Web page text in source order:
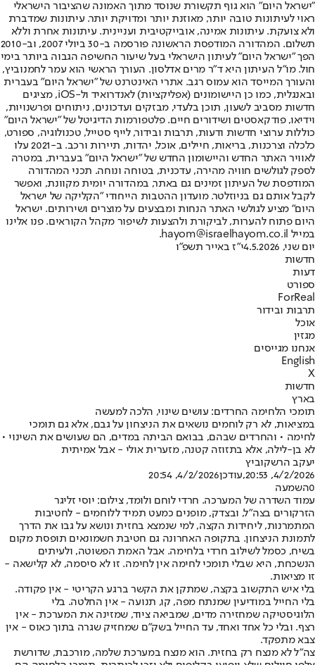
"ישראל היום" הוא גוף תקשורת שנוסד מתוך האמונה שהציבור הישראלי
ראוי לעיתונות טובה יותר, מאוזנת יותר ומדויקת יותר. עיתונות שמדברת
ולא צועקת. עיתונות אמינה, אובייקטיבית ועניינית. עיתונות אחרת וללא
תשלום. המהדורה המודפסת הראשונה פורסמה ב-30 ביולי 2007, וב-2010
הפך "ישראל היום" לעיתון הישראלי בעל שיעור החשיפה הגבוה ביותר בימי
חול. מו"ל העיתון היא ד"ר מרים אדלסון. העורך הראשי הוא עמר לחמנוביץ,
והעורך המייסד הוא עמוס רגב. אתרי האינטרנט של "ישראל היום" בעברית
ובאנגלית, כמו כן היישומונים (אפליקציות) לאנדרואיד ול-iOS, מציגים
חדשות מסביב לשעון, תוכן בלעדי, מבזקים ועדכונים, ניתוחים ופרשנויות,
וידיאו, פודקאסטים ושידורים חיים. פלטפורמות הדיגיטל של "ישראל היום"
כוללות ערוצי חדשות ודעות, תרבות ובידור, לייף סטייל, טכנולוגיה, ספורט,
כלכלה וצרכנות, בריאות, חיילים, אוכל, יהדות, תיירות ורכב. ב-2021 עלו
לאוויר האתר החדש והיישומון החדש של "ישראל היום" בעברית, במטרה
לספק לגולשים חוויה מהירה, עדכנית, בטוחה ונוחה. תכני המהדורה
המודפסת של העיתון זמינים גם באתר, במהדורה יומית מקוונת, ואפשר
לקבל אותם גם בניוזלטר. מועדון ההטבות הייחודי "הקליקה של ישראל
היום" מציע לגולשי האתר הנחות ומבצעים על מוצרים ושירותים. ישראל
היום פתוח להערות, לביקורת ולהצעות לשיפור מקהל הקוראים. פנו אלינו
במייל hayom@israelhayom.co.il.
יום שני, 4.5.2026
י"ז באייר תשפ"ו
חדשות
דעות
ספורט
ForReal
תרבות ובידור
אוכל
מגזין
אנחנו מגייסים
English
X
חדשות
בארץ
תומכי הלחימה החרדים: עושים שינוי, הלכה למעשה
במציאות, לא רק לוחמים נושאים את הניצחון על גבם, אלא גם תומכי
לחימה • והחרדים שבהם, בבואם הביתה במדים, הם שעושים את השינוי •
לא בן-לילה, אלא בתזוזה קטנה, מזערית אולי - אבל אמיתית
יעקב הרשקוביץ
4/2/2026, 20:53
,עודכן4/2/2026, 20:54
0השמעה
עמוד השדרה של המערכה. חרדי לוחם ולומד, צילום: יוסי זליגר
הזרקורים בצה"ל, ובצדק, מופנים כמעט תמיד ללוחמים - לחטיבות
המתמרנות, ליחידות הקצה, למי שנמצא בחזית ונושא על גבו את הדרך
לתמונת הניצחון. בתקופה האחרונה גם חטיבת חשמונאים תופסת מקום
בשיח, כסמל לשילוב חרדי בלחימה. אבל האמת הפשוטה, ולעיתים
הנשכחת, היא שבלי תומכי לחימה אין לחימה. זו לא סיסמה, לא קלישאה -
זו מציאות.
בלי איש התקשוב בקצה, שמתקן את הקשר ברגע הקריטי - אין פקודה.
בלי החייל במודיעין שמנתח מפה, קו, תנועה - אין החלטה. בלי
הלוגיסטיקה שמחזירה מדים, שמביאה ציוד, שמזינה את המערכת - אין
רצף. ובלי כל אחד ואחד, עד החייל בשק"ם שמחזיק שגרה בתוך כאוס - אין
צבא מתפקד.
צה"ל לא מנצח רק בחזית. הוא מנצח במערכת שלמה, מורכבת, שדורשת